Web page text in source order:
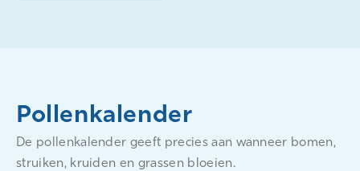
Pollenkalender
De pollenkalender geeft precies aan wanneer bomen,
struiken, kruiden en grassen bloeien.